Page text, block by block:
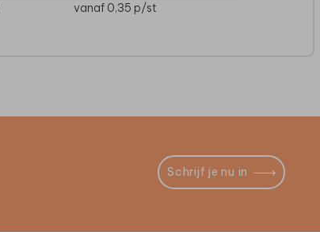
vanaf 0,35 p/st
Schrijf je nu in